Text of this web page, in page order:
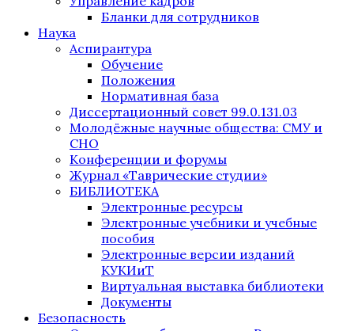
Бланки для сотрудников
Наука
Аспирантура
Обучение
Положения
Нормативная база
Диссертационный совет 99.0.131.03
Молодёжные научные общества: СМУ и
СНО
Конференции и форумы
Журнал «Таврические студии»
БИБЛИОТЕКА
Электронные ресурсы
Электронные учебники и учебные
пособия
Электронные версии изданий
КУКИиТ
Виртуальная выставка библиотеки
Документы
Безопасность